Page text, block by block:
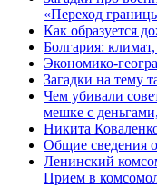
«Переход
Как образуется
Болгария:
Экономико-
Загадки на тему
Чем убивали
мешке с
Никита
Общие сведения
Ленинский
Прием в